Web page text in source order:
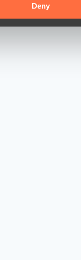
Deny